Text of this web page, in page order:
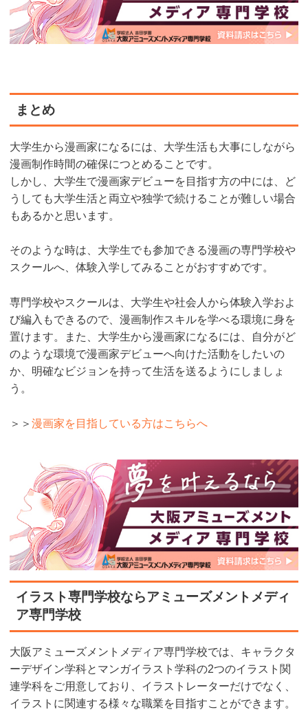
まとめ
大学生から漫画家になるには、大学生活も大事にしながら
漫画制作時間の確保につとめることです。
しかし、大学生で漫画家デビューを目指す方の中には、ど
うしても大学生活と両立や独学で続けることが難しい場合
もあるかと思います。
そのような時は、大学生でも参加できる漫画の専門学校や
スクールへ、体験入学してみることがおすすめです。
専門学校やスクールは、大学生や社会人から体験入学およ
び編入もできるので、漫画制作スキルを学べる環境に身を
置けます。また、大学生から漫画家になるには、自分がど
のような環境で漫画家デビューへ向けた活動をしたいの
か、明確なビジョンを持って生活を送るようにしましょ
う。
＞＞漫画家を目指している方はこちらへ
イラスト専門学校ならアミューズメントメディ
ア専門学校
大阪アミューズメントメディア専門学校では、キャラクタ
ーデザイン学科とマンガイラスト学科の2つのイラスト関
連学科をご用意しており、イラストレーターだけでなく、
イラストに関連する様々な職業を目指すことができます。